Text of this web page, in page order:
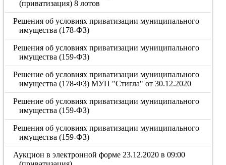
(приватизация) 8 лотов
Решения об условиях приватизации муниципального
имущества (178-ФЗ)
Решения об условиях приватизации муниципального
имущества (159-ФЗ)
Решение об условиях приватизации муниципального
имущества (178-ФЗ) МУП "Стигла" от 30.12.2020
Решение об условиях приватизации муниципального
имущества (159-ФЗ)
Решения об условиях приватизации муниципального
имущества (159-ФЗ)
Аукцион в электронной форме 23.12.2020 в 09:00